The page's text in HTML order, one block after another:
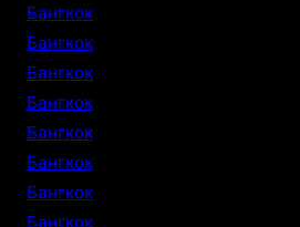
Бангкок
Бангкок
Бангкок
Бангкок
Бангкок
Бангкок
Бангкок
Бангкок